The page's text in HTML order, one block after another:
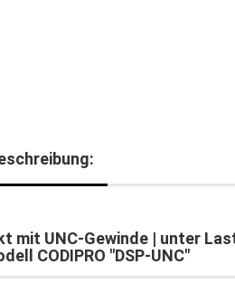
mit UNC-Gewinde | unter
CODIPRO "DSP-UNC"